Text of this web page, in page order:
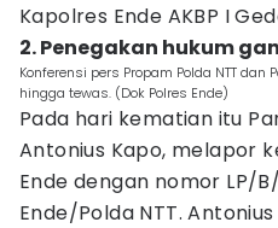
Kapolres Ende AKBP I
2. Penegakan hukum
Konferensi pers Propam Polda NTT
hingga tewas. (Dok Polres Ende)
Pada hari kematian itu
Antonius Kapo, melapor
Ende dengan nomor LP/
Ende/Polda NTT.